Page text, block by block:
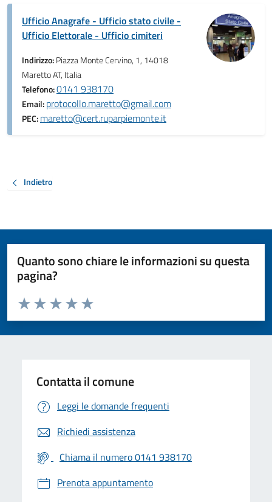
Ufficio Anagrafe - Ufficio stato civile -
Ufficio Elettorale - Ufficio cimiteri
Indirizzo:Piazza Monte Cervino, 1, 14018
Maretto AT, Italia
Telefono:0141 938170
Email:protocollo.maretto@gmail.com
PEC:maretto@cert.ruparpiemonte.it
Indietro
Quanto sono chiare le informazioni su questa
pagina?
Valuta da 1 a 5 stelle la pagina
Valuta 5 stelle su 5
Valuta 4 stelle su 5
Valuta 3 stelle su 5
Valuta 2 stelle su 5
Valuta 1 stelle su 5
Contatta il comune
Leggi le domande frequenti
Richiedi assistenza
Chiama il numero 0141 938170
Prenota appuntamento